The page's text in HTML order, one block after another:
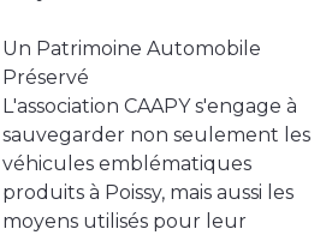
Un Patrimoine Automobile
Préservé
L'association CAAPY s'engage à
sauvegarder non seulement les
véhicules emblématiques
produits à Poissy, mais aussi les
moyens utilisés pour leur